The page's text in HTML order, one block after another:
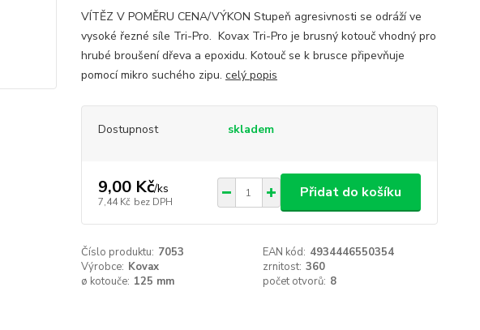
VÍTĚZ V POMĚRU CENA/VÝKON Stupeň agresivnosti se odráží ve
vysoké řezné síle Tri-Pro. Kovax Tri-Pro je brusný kotouč vhodný pro
hrubé broušení dřeva a epoxidu. Kotouč se k brusce připevňuje
pomocí mikro suchého zipu. celý popis
Dostupnost skladem
9,00 Kč/ks
7,44 Kč bez DPH
Přidat do košíku
Číslo produktu: 7053 EAN kód: 4934446550354
Výrobce: Kovax zrnitost: 360
ø kotouče: 125 mm počet otvorů: 8